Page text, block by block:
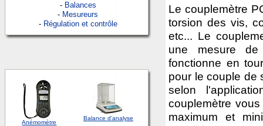
- Balances
- Mesureurs
- Régulation et contrôle
Anémomètre
Balance d'analyse
Le couplemètre
torsion des vis,
etc... Le
une mesure de
fonctionne en
pour le couple de
selon
couplemètre
maximum et